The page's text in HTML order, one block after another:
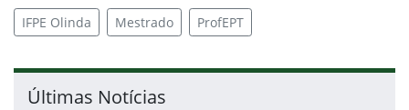
IFPE Olinda Mestrado ProfEPT
Últimas Notícias